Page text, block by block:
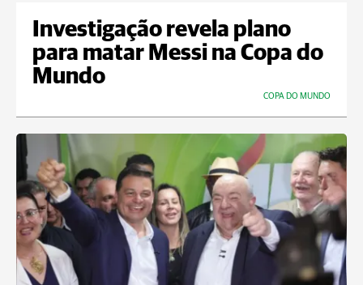
Investigação revela plano
para matar Messi na Copa do
Mundo
COPA DO MUNDO